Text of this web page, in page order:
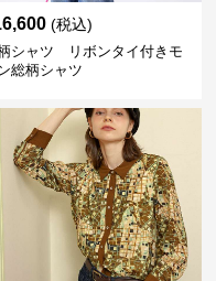
(税込)
シャツ リボンタイ付きモ
総柄シャツ